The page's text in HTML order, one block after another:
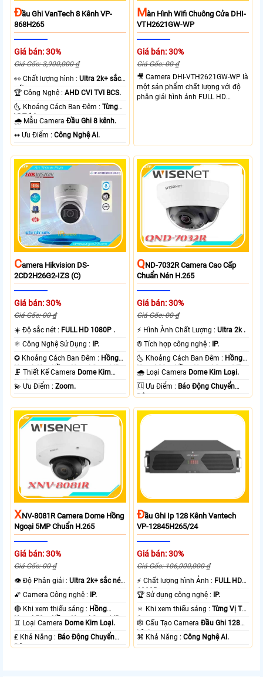
ĐẦu Ghi VanTech 8 Kênh VP-
868H265
Giá bán: 30%
Giá Gốc: 3,900,000 ₫
️👀 Chất lượng hình :Ultra 2k+ sắc
nét .
🏆 Công Nghệ :AHD CVI TVI BCS.
🌜 Khoảng Cách Ban Đêm :Từng
Vị Trí Camera .
🌧️ Mẫu CameraĐầu Ghi 8 kênh.
️↭ Ưu Điểm :Công Nghệ AI.
MÀn Hình Wifi Chuông Cửa DHI-
VTH2621GW-WP
Giá bán: 30%
Giá Gốc: 00 ₫
🎥 Camera DHI-VTH2621GW-WP là
một sản phẩm chất lượng với độ
phân giải hình ảnh FULL HD
chuyên dụng của camera này là
cung cấp hình ảnh rõ ràng hơn dù
ở bất kỳ vị trí lắp đặt nào. Ngoài ra,
sản phẩm còn tích hợp màn hình
chuông cửa chắc chắn, thu âm và
cho người dùng.
CAmera Hikvision DS-
2CD2H26G2-IZS (C)
Giá bán: 30%
Giá Gốc: 00 ₫
☀️ Độ sắc nét : FULL HD 1080P .
⚛️ Công Nghệ Sử Dụng : IP.
✪ Khoảng Cách Ban Đêm : Hồng
Ngoại 40m Hồng Ngoại Smart IR.
🗜️ Thiết Kế Camera Dome Kim
Loại.
️💫 Ưu Điểm :Zoom.
QND-7032R Camera Cao Cấp
Chuẩn Nén H.265
Giá bán: 30%
Giá Gốc: 00 ₫
️⚡ Hình Ành Chất Lượng :Ultra 2k .
®️ Tích hợp công nghệ : IP.
🌜 Khoảng Cách Ban Đêm : Hồng
Ngoại 20m Hồng Ngoại Smart IR.
🌧️ Loại Camera Dome Kim Loại.
️🆑 Ưu Điểm : Báo Động Chuyển
Động.
XNV-8081R Camera Dome Hồng
Ngoại 5MP Chuẩn H.265
Giá bán: 30%
Giá Gốc: 00 ₫
👁 Độ Phân giải :Ultra 2k+ sắc nét
🌠 Camera Công nghệ :
IP.
🔴 Khi xem thiếu sáng : Hồng
Ngoại 50m Hồng Ngoại Smart IR.
♊ Loại Camera Dome Kim Loại.
️₤ Khả Năng : Báo Động Chuyển
Động.
ĐẦu Ghi Ip 128 Kênh Vantech
VP-12845H265/24
Giá bán: 30%
Giá Gốc: 106,000,000 ₫
️⚡ Chất lượng hình Ảnh : FULL HD
1080P .
🏆 Sử dụng công nghệ :
IP.
🔅 Khi xem thiếu sáng :Từng Vị Trí
Camera .
🕸️ Cấu Tạo CameraĐầu Ghi 128
kênh.
️⌘ Khả Năng :Công Nghệ AI.